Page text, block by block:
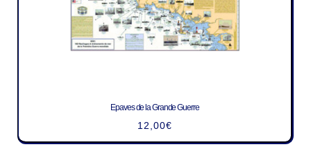
Epaves de la Grande Guerre
12,00€